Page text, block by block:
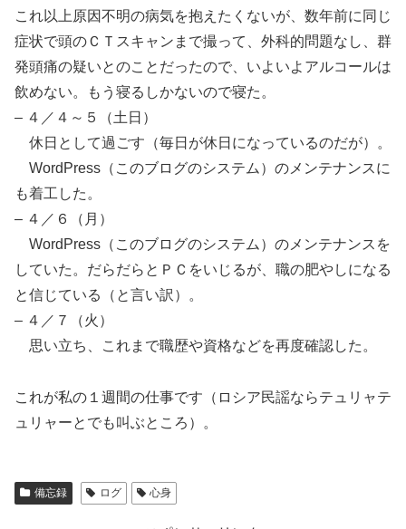
これ以上原因不明の病気を抱えたくないが、数年前に同じ
症状で頭のＣＴスキャンまで撮って、外科的問題なし、群
発頭痛の疑いとのことだったので、いよいよアルコールは
飲めない。もう寝るしかないので寝た。
– ４／４～５（土日）
休日として過ごす（毎日が休日になっているのだが）。
WordPress（このブログのシステム）のメンテナンスに
も着工した。
– ４／６（月）
WordPress（このブログのシステム）のメンテナンスを
していた。だらだらとＰＣをいじるが、職の肥やしになる
と信じている（と言い訳）。
– ４／７（火）
思い立ち、これまで職歴や資格などを再度確認した。
これが私の１週間の仕事です（ロシア民謡ならテュリャテ
ュリャーとでも叫ぶところ）。
備忘録 ログ 心身